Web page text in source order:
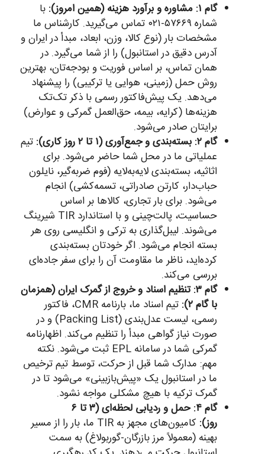
گام ۱: مشاوره و برآورد هزینه (همین امروز):
با
شماره ۵۷۶۶۹-۰۲۱ تماس می‌گیرید. کارشناس ما
مشخصات بار (نوع کالا، وزن، ابعاد، مبدأ در ایران و
آدرس دقیق در استانبول) را از شما می‌گیرد. در
همان تماس، بر اساس فوریت و بودجه‌تان، بهترین
روش حمل (زمینی، هوایی یا ترکیبی) را پیشنهاد
می‌دهد. یک پیش‌فاکتور رسمی با ذکر تک‌تک
هزینه‌ها (کرایه، بیمه، حق‌العمل گمرکی و عوارض)
برایتان صادر می‌شود.
گام ۲: بسته‌بندی و جمع‌آوری (۱ تا ۲ روز کاری):
تیم
عملیاتی ما در محل شما حاضر می‌شود. برای
اثاثیه، بسته‌بندی لایه‌به‌لایه (فوم ضربه‌گیر، نایلون
حباب‌دار، کارتن صادراتی، تسمه‌کشی) انجام
می‌شود. برای بار تجاری، کالاها بر اساس
حساسیت، پالت‌چینی و با استاندارد TIR شیرینگ
می‌شوند. لیبل‌گذاری به ترکی و انگلیسی روی هر
بسته انجام می‌شود. اگر خودتان بسته‌بندی
کرده‌اید، ناظر ما مقاومت آن را برای سفر جاده‌ای
بررسی می‌کند.
گام ۳: تنظیم اسناد و خروج از گمرک ایران (همزمان
با گام ۲):
تیم اسناد ما، بارنامه CMR، فاکتور
رسمی، لیست عدل‌بندی (Packing List) و در
صورت نیاز گواهی مبدأ را تنظیم می‌کند. اظهارنامه
گمرکی شما در سامانه EPL ثبت می‌شود. نکته
مهم: مدارک شما قبل از حرکت، توسط تیم ترخیص
ما در استانبول یک «پیش‌بازبینی» می‌شود تا در
گمرک ترکیه با هیچ مشکلی مواجه نشود.
گام ۴: حمل و ردیابی لحظه‌ای (۳ تا ۶
روز):
کامیون‌های مجهز به TIR ما، بار را از مسیر
بهینه (معمولاً مرز بازرگان-گوربولاغ) به سمت